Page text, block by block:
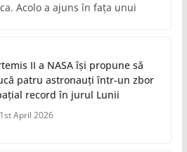
Acolo a ajuns în fața unui
II a NASA își propune să
patru astronauți într-un zbor
record în jurul Lunii
1st April 2026